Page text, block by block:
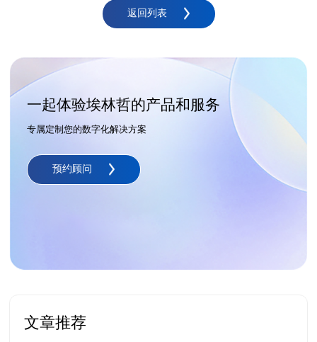
返回列表
一起体验埃林哲的产品和服务
专属定制您的数字化解决方案
预约顾问
文章推荐